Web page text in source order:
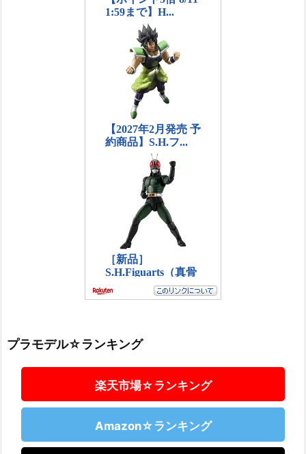
プラモデル☆ランキング
楽天市場☆ランキング
Amazon☆ランキング